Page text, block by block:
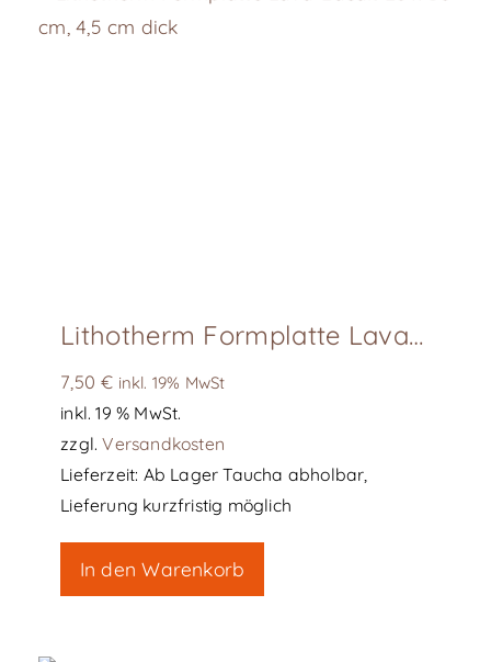
Lithotherm Formplatte Lava-Basalt 28 x 50 cm, 4,5 cm dick
7,50€ inkl. 19% MwSt
inkl. 19 % MwSt.
zzgl.Versandkosten
Lieferzeit: Ab Lager Taucha abholbar,
Lieferung kurzfristig möglich
In den Warenkorb